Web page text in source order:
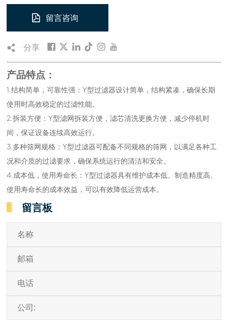
留言咨询
分享
产品特点：
1.结构简单，可靠性强：Y型过滤器设计简单，结构紧凑，确保长期
使用时高效稳定的过滤性能。
2.拆装方便：Y型滤网拆装方便，滤芯清洗更换方便，减少停机时
间，保证设备连续高效运行。
3.多种筛网规格：Y型过滤器可配备不同规格的筛网，以满足各种工
况和介质的过滤要求，确保系统运行的清洁和安全。
4.成本低，使用寿命长：Y型过滤器具有维护成本低、制造精度高、
使用寿命长的成本效益，可以有效降低运营成本。
留言板